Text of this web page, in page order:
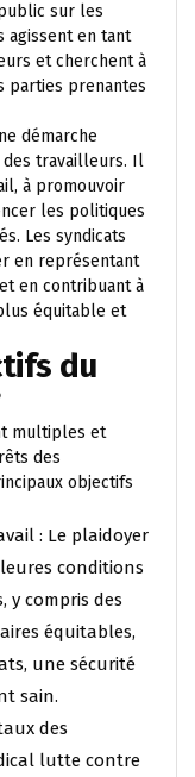
sur les
agissent en tant
et cherchent à
parties prenantes
démarche
travailleurs. Il
à promouvoir
les politiques
Les syndicats
en représentant
en contribuant à
équitable et
du
multiples et
des
objectifs
: Le plaidoyer
conditions
y compris des
équitables,
une sécurité
sain.
des
lutte contre